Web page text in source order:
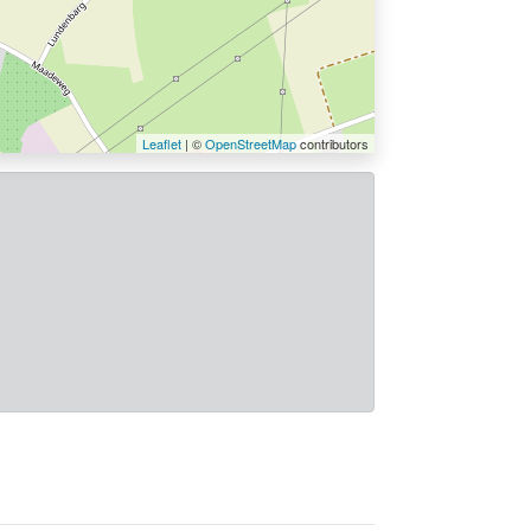
Leaflet | ©OpenStreetMapcontributors